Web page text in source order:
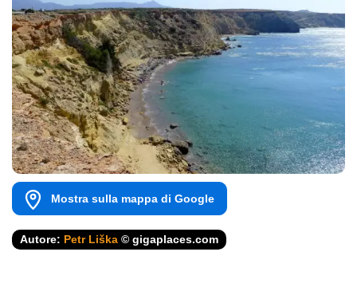
Mostra sulla mappa di Google
Autore: Petr Liška © gigaplaces.com